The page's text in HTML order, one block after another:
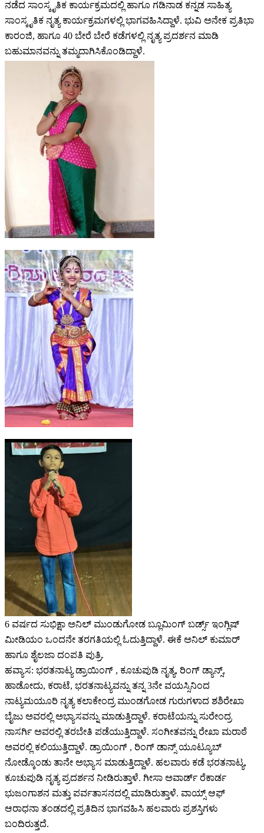
ನಡೆದ ಸಾಂಸ್ಕೃತಿಕ ಕಾರ್ಯಕ್ರಮದಲ್ಲಿ ಹಾಗೂ ಗಡಿನಾಡ ಕನ್ನಡ‌ ಸಾಹಿತ್ಯ
ಸಾಂಸ್ಕೃತಿಕ ನೃತ್ಯ ಕಾರ್ಯಕ್ರಮಗಳಲ್ಲಿ ಭಾಗವಹಿಸಿದ್ದಾಳೆ. ಭುವಿ ಅನೇಕ ಪ್ರತಿಭಾ
ಕಾರಂಜಿ, ಹಾಗೂ 40 ಬೇರೆ ಬೇರೆ ಕಡೆಗಳಲ್ಲಿ ನೃತ್ಯ ಪ್ರದರ್ಶನ ಮಾಡಿ
ಬಹುಮಾನವನ್ನು ತಮ್ಮದಾಗಿಸಿಕೊಂಡಿದ್ದಾಳೆ.
6 ವರ್ಷದ ಸುಭಿಕ್ಷಾ ಅನಿಲ್ ಮುಂಡುಗೋಡ ಬ್ಲೂಮಿಂಗ್ ಬರ್ಡ್ಸ್ ಇಂಗ್ಲಿಷ್
ಮೀಡಿಯಂ ಒಂದನೇ ತರಗತಿಯಲ್ಲಿ ಓದುತ್ತಿದ್ದಾಳೆ. ಈಕೆ ಅನಿಲ್ ಕುಮಾರ್
ಹಾಗೂ ಶೈಲಜಾ ದಂಪತಿ ಪುತ್ರಿ.
ಹವ್ಯಾಸ: ಭರತನಾಟ್ಯ ಡ್ರಾಯಿಂಗ್ , ಕೂಚುಪುಡಿ ನೃತ್ಯ, ರಿಂಗ್ ಡ್ಯಾನ್ಸ್,
ಹಾಡೋದು, ಕರಾಟೆ, ಭರತನಾಟ್ಯವನ್ನು ತನ್ನ 3ನೇ ವಯಸ್ಸಿನಿಂದ
ನಾಟ್ಯಮಯೂರಿ ನೃತ್ಯ ಕಲಾಕೇಂದ್ರ ಮುಂಡಗೋಡ ಗುರುಗಳಾದ ಶಶಿರೇಖಾ
ಬೈಜು ಅವರಲ್ಲಿ ಅಭ್ಯಾಸವನ್ನು ಮಾಡುತ್ತಿದ್ದಾಳೆ. ಕರಾಟೆಯನ್ನು ಸುರೇಂದ್ರ
ನಾಸರ್ಗಿ ಅವರಲ್ಲಿ ತರಬೇತಿ ಪಡೆಯುತ್ತಿದ್ದಾಳೆ. ಸಂಗೀತವನ್ನು ರೇಖಾ ಮರಾಠೆ
ಅವರಲ್ಲಿ ಕಲಿಯುತ್ತಿದ್ದಾಳೆ. ಡ್ರಾಯಿಂಗ್ , ರಿಂಗ್ ಡಾನ್ಸ್ ಯೂಟ್ಯೂಬ್
ನೋಡ್ಕೊಂಡು ತಾನೇ ಅಭ್ಯಾಸ ಮಾಡುತ್ತಿದ್ದಾಳೆ. ಹಲವಾರು ಕಡೆ ಭರತನಾಟ್ಯ,
ಕೂಚುಪುಡಿ ನೃತ್ಯ ಪ್ರದರ್ಶನ ನೀಡಿರುತ್ತಾಳೆ. ಗೀಸಾ ಅವಾರ್ಡ್ ರೆಕಾರ್ಡ
ಭುಜಂಗಾಶನ ಮತ್ತು ಪರ್ವತಾಸನದಲ್ಲಿ ಮಾಡಿರುತ್ತಾಳೆ. ವಾಯ್ಸ್ ಆಫ್
ಆರಾಧನಾ ತಂಡದಲ್ಲಿ ಪ್ರತಿದಿನ ಭಾಗವಹಿಸಿ ಹಲವಾರು ಪ್ರಶಸ್ತಿಗಳು
ಬಂದಿರುತ್ತದೆ.